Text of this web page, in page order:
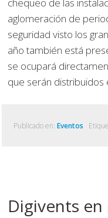
aglomeración de
seguridad visto los
año también está
se ocupará
que serán
Publicado en: Eventos
Digivents en